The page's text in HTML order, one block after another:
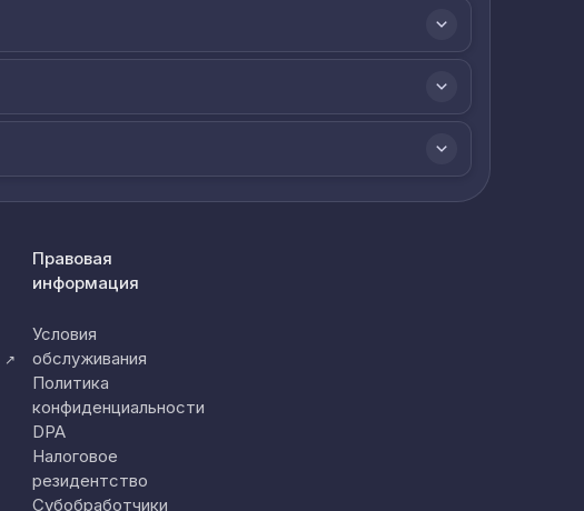
↗
Правовая
информация
Условия
обслуживания
Политика
конфиденциальности
DPA
Налоговое
резидентство
Субобработчики